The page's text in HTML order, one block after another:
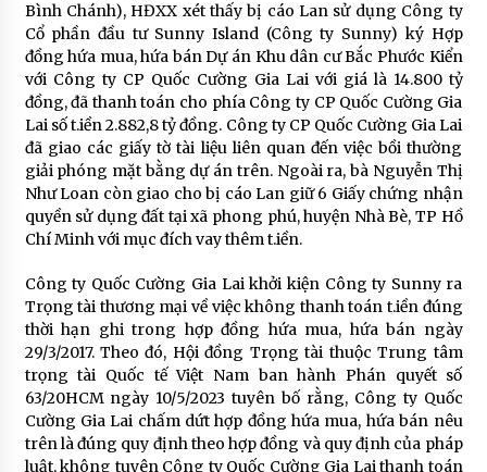
Bình Chánh), HĐXX xét thấy bị cáo Lan sử dụng Công ty
Cổ phần đầu tư Sunny Island (Công ty Sunny) ký Hợp
đồng hứa mua, hứa bán Dự án Khu dân cư Bắc Phước Kiển
với Công ty CP Quốc Cường Gia Lai với giá là 14.800 tỷ
đồng, đã thanh toán cho phía Công ty CP Quốc Cường Gia
Lai số t.iền 2.882,8 tỷ đồng. Công ty CP Quốc Cường Gia Lai
đã giao các giấy tờ tài liệu liên quan đến việc bồi thường
giải phóng mặt bằng dự án trên. Ngoài ra, bà Nguyễn Thị
Như Loan còn giao cho bị cáo Lan giữ 6 Giấy chứng nhận
quyền sử dụng đất tại xã phong phú, huyện Nhà Bè, TP Hồ
Chí Minh với mục đích vay thêm t.iền.
Công ty Quốc Cường Gia Lai khởi kiện Công ty Sunny ra
Trọng tài thương mại về việc không thanh toán t.iền đúng
thời hạn ghi trong hợp đồng hứa mua, hứa bán ngày
29/3/2017. Theo đó, Hội đồng Trọng tài thuộc Trung tâm
trọng tài Quốc tế Việt Nam ban hành Phán quyết số
63/20HCM ngày 10/5/2023 tuyên bố rằng, Công ty Quốc
Cường Gia Lai chấm dứt hợp đồng hứa mua, hứa bán nêu
trên là đúng quy định theo hợp đồng và quy định của pháp
luật, không tuyên Công ty Quốc Cường Gia Lai thanh toán